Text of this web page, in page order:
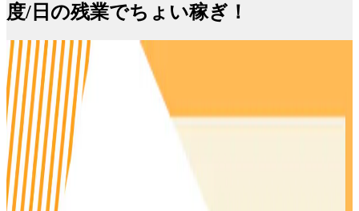
度/日の残業でちょい稼ぎ！